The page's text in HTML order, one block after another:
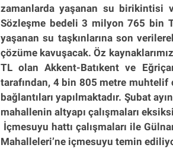
zamanlarda yaşanan su birikintisi
Sözleşme bedeli 3 milyon 765 bin
yaşanan su taşkınlarına son
çözüme kavuşacak. Öz
TL olan Akkent-Batıkent ve
tarafından, 4 bin 805 metre muhtelif
bağlantıları yapılmaktadır. Şubat
mahallenin altyapı çalışmaları
İçmesuyu hattı çalışmaları ile
Mahalleleri’ne içmesuyu temin